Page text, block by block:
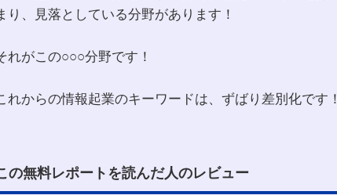
り、見落としている分野があります！
れがこの○○○分野です！
れからの情報起業のキーワードは、ずばり差別化です！
の無料レポートを読んだ人のレビュー